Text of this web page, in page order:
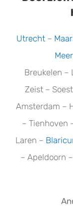
Utrecht –
Breukelen –
Zeist –
Amsterdam –
– Tienhoven
Laren –
– Apeldoorn